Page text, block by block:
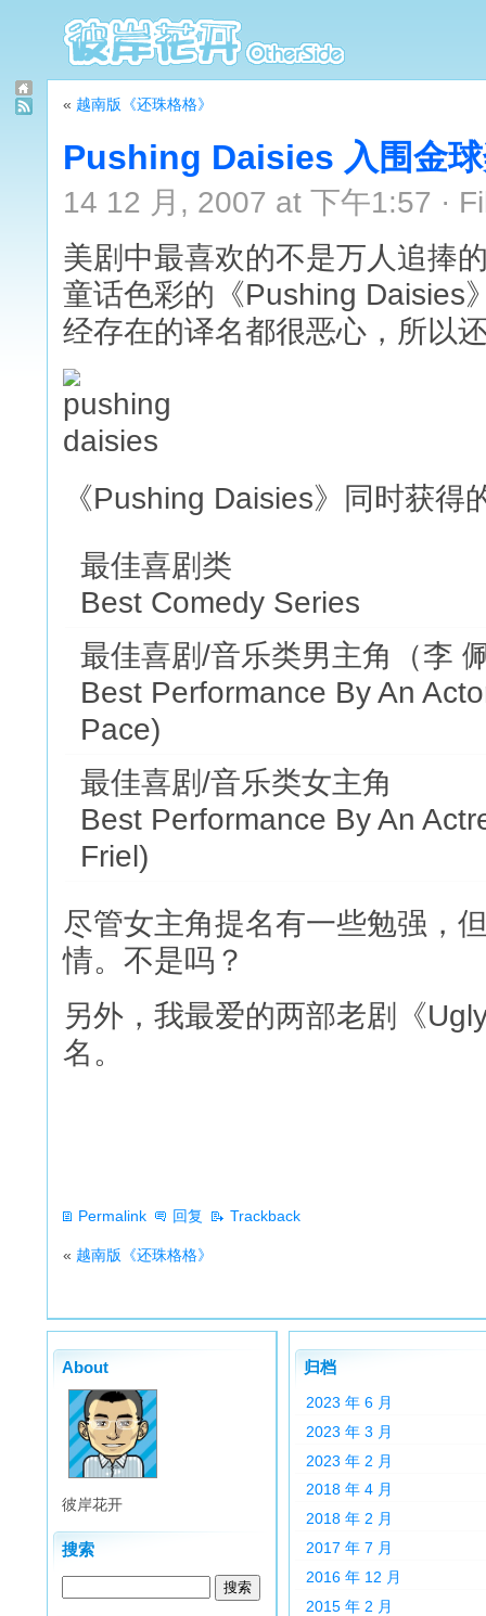
« 越南版《还珠格格》
Pushing Daisies 入围金
14 12 月, 2007 at 下午1:57 ·
美剧中最喜欢的不是万人追捧
童话色彩的《Pushing Daisies
经存在的译名都很恶心，所以
《Pushing Daisies》同时获得
最佳喜剧类
Best Comedy Series
最佳喜剧/音乐类男主角（李
Best Performance By An
Pace)
最佳喜剧/音乐类女主角
Best Performance By An
Friel)
尽管女主角提名有一些勉强，
情。不是吗？
另外，我最爱的两部老剧《
名。
Permalink 回复 Trackback
« 越南版《还珠格格》
About
彼岸花开
搜索
归档
2023 年 6 月
2023 年 3 月
2023 年 2 月
2018 年 4 月
2018 年 2 月
2017 年 7 月
2016 年 12 月
2015 年 2 月